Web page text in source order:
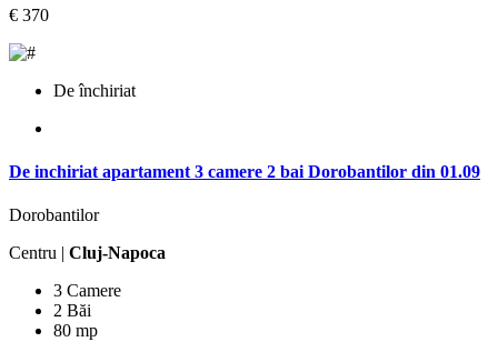
€ 370
De închiriat
De inchiriat apartament 3 camere 2 bai Dorobantilor din 01.09
Dorobantilor
Centru | Cluj-Napoca
3 Camere
2 Băi
80 mp